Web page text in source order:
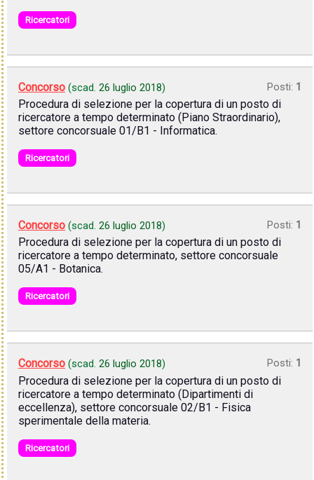
Ricercatori
Concorso (scad. 26 luglio 2018) Posti: 1
Procedura di selezione per la copertura di un posto di
ricercatore a tempo determinato (Piano Straordinario),
settore concorsuale 01/B1 - Informatica.
Ricercatori
Concorso (scad. 26 luglio 2018) Posti: 1
Procedura di selezione per la copertura di un posto di
ricercatore a tempo determinato, settore concorsuale
05/A1 - Botanica.
Ricercatori
Concorso (scad. 26 luglio 2018) Posti: 1
Procedura di selezione per la copertura di un posto di
ricercatore a tempo determinato (Dipartimenti di
eccellenza), settore concorsuale 02/B1 - Fisica
sperimentale della materia.
Ricercatori